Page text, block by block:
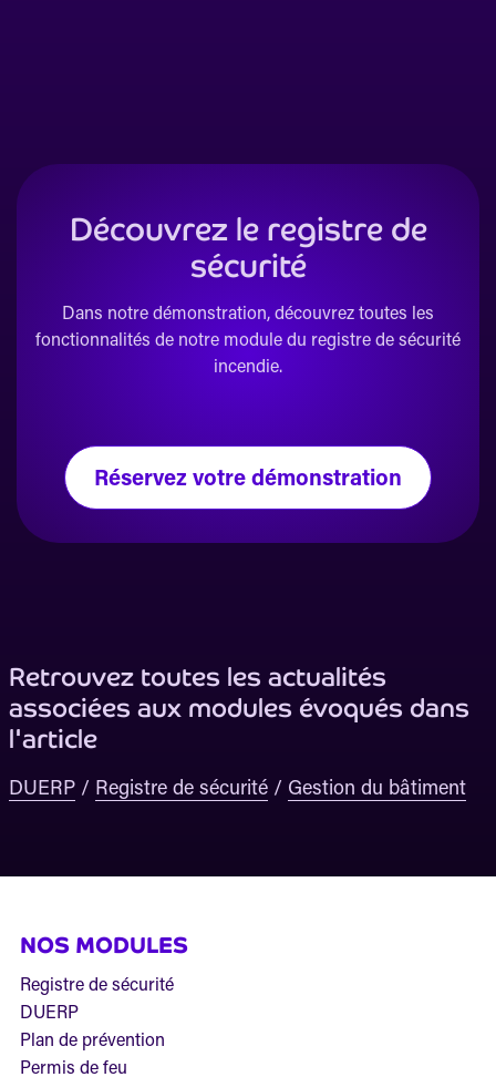
Découvrez le registre de
sécurité
Dans notre démonstration, découvrez toutes les
fonctionnalités de notre module du registre de sécurité
incendie.
Réservez votre démonstration
Retrouvez toutes les actualités
associées aux modules évoqués dans
l'article
DUERP/ Registre de sécurité/ Gestion du bâtiment
NOS MODULES
Registre de sécurité
DUERP
Plan de prévention
Permis de feu